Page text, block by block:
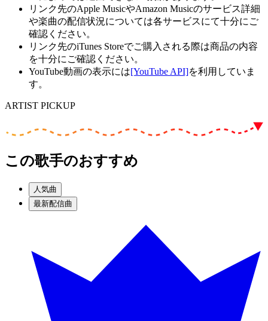
リンク先のApple MusicやAmazon Musicのサービス詳細
や楽曲の配信状況については各サービスにて十分にご
確認ください。
リンク先のiTunes Storeでご購入される際は商品の内容
を十分にご確認ください。
YouTube動画の表示には[YouTube API]を利用していま
す。
ARTIST PICKUP
この歌手のおすすめ
人気曲
最新配信曲